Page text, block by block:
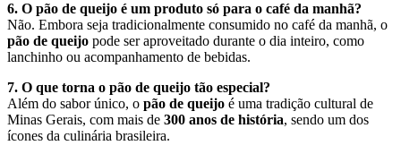
6. O pão de queijo é um produto só para o café da manhã?
Não. Embora seja tradicionalmente consumido no café da manhã, o
pão de queijo pode ser aproveitado durante o dia inteiro, como
lanchinho ou acompanhamento de bebidas.
7. O que torna o pão de queijo tão especial?
Além do sabor único, o pão de queijo é uma tradição cultural de
Minas Gerais, com mais de 300 anos de história, sendo um dos
ícones da culinária brasileira.